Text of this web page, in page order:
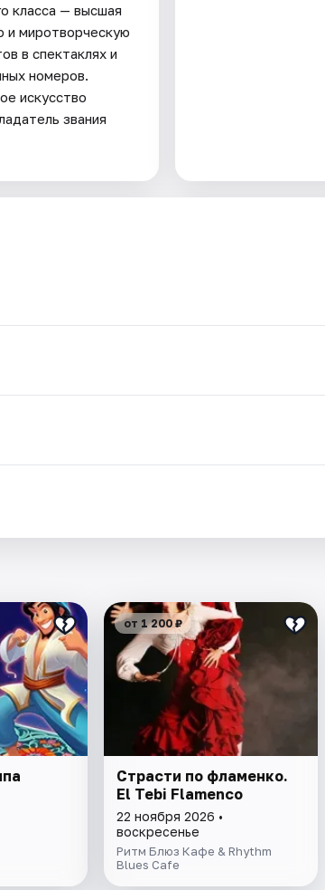
класса — высшая
и миротворческую
в спектаклях и
номеров.
искусство
звания
от 1 200 ₽
Страсти по фламенко.
El Tebi Flamenco
22 ноября 2026 •
воскресенье
Ритм Блюз Кафе & Rhythm
Blues Cafe